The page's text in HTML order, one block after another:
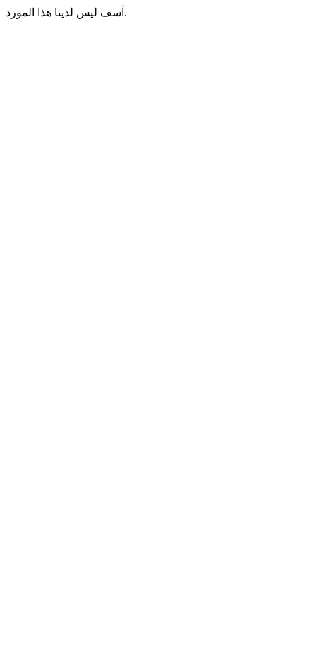
آسف ليس لدينا هذا المورد.